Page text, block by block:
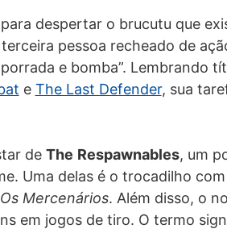
despertar o brucutu que
pessoa recheado de
e bomba”. Lembrando
e The Last Defender, sua
de The Respawnables, um
Uma delas é o trocadilho com
Os Mercenários. Além disso, o
em jogos de tiro. O termo